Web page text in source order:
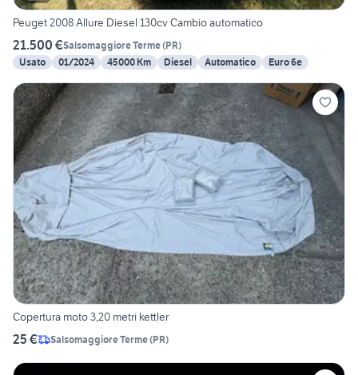
Peuget 2008 Allure Diesel 130cv Cambio automatico
21.500 €Salsomaggiore Terme(PR)
Usato
01/2024 45000 Km Diesel Automatico Euro 6e
Copertura moto 3,20 metri kettler
25 € Salsomaggiore Terme(PR)